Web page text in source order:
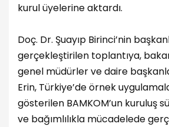
kurul üyelerine aktardı.
Doç. Dr. Şuayıp Birinci’nin
gerçekleştirilen toplantıya, bakan
genel müdürler ve daire
Erin, Türkiye’de örnek
gösterilen BAMKOM’un kuruluş
ve bağımlılıkla mücadelede